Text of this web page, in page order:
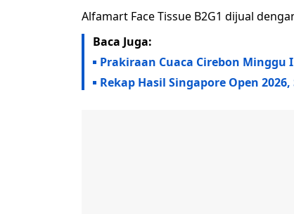
Alfamart Face Tissue B2G1 dijual
Baca Juga:
Prakiraan Cuaca Cirebon Minggu
Rekap Hasil Singapore Open